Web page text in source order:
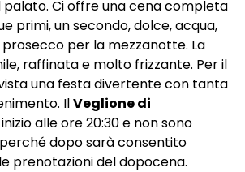
palato. Ci offre una cena completa
primi, un secondo, dolce, acqua,
per la mezzanotte. La
raffinata e molto frizzante. Per il
una festa divertente con tanta
IlVeglione di
alle ore 20:30 e non sono
dopo sarà consentito
prenotazioni del dopocena.